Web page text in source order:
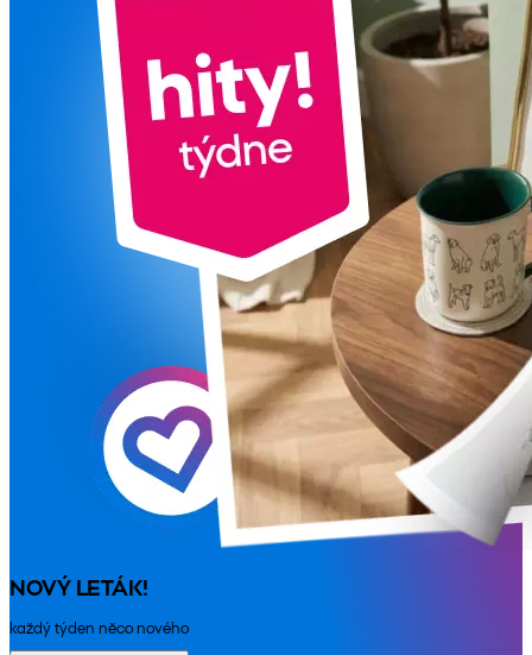
NOVÝ LETÁK!
každý týden něco nového